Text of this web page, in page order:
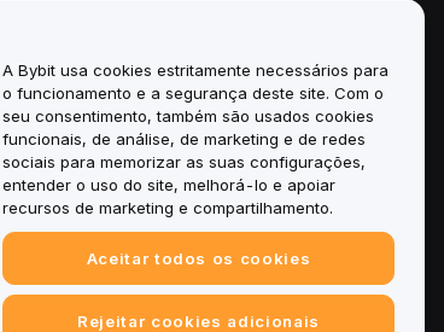
Resumo da Política de
Custódia e Administração
Informação ESG
White Papers de
criptoativos
A Bybit usa cookies estritamente necessários para
o funcionamento e a segurança deste site. Com o
seu consentimento, também são usados cookies
funcionais, de análise, de marketing e de redes
sociais para memorizar as suas configurações,
entender o uso do site, melhorá-lo e apoiar
recursos de marketing e compartilhamento.
Aceitar todos os cookies
Rejeitar cookies adicionais